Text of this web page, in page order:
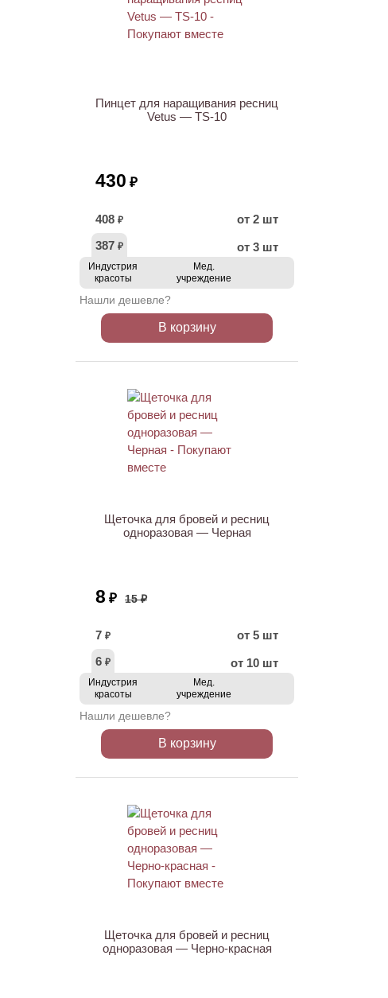
Пинцет для наращивания ресниц
Vetus — TS-10
430 ₽
408 ₽
от 2 шт
387 ₽ от 3 шт
Индустрия
красоты
Мед.
учреждение
Нашли дешевле?
В корзину
Щеточка для бровей и ресниц
одноразовая — Черная
8 ₽ 15 ₽
7 ₽
от 5 шт
6 ₽ от 10 шт
Индустрия
красоты
Мед.
учреждение
Нашли дешевле?
В корзину
Щеточка для бровей и ресниц
одноразовая — Черно-красная